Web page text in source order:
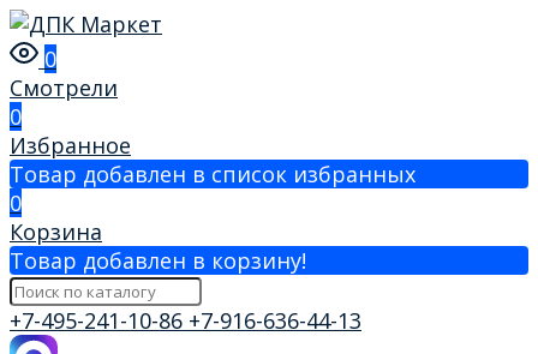
0
Смотрели
0
Избранное
Товар добавлен в список избранных
0
Корзина
Товар добавлен в корзину!
+7-495-241-10-86 +7-916-636-44-13